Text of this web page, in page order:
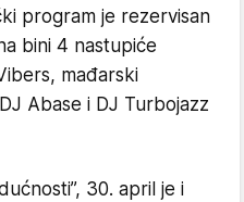
program je rezervisan
bini 4 nastupiće
mađarski
Abase i DJ Turbojazz
30. april je i